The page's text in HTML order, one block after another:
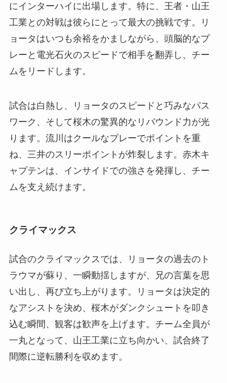
にインターハイに出場します。特に、王者・山王
工業との対戦は彼らにとって最大の挑戦です。リ
ョータはいつも余裕をかましながら、頭脳的なプ
レーと電光石火のスピードで相手を翻弄し、チー
ムをリードします。
試合は白熱し、リョータのスピードと巧みなパス
ワーク、そして桜木の驚異的なリバウンド力が光
ります。流川はクールなプレーでポイントを重
ね、三井のスリーポイントが炸裂します。赤木キ
ャプテンは、インサイドでの強さを発揮し、チー
ムを支え続けます。
クライマックス
試合のクライマックスでは、リョータの過去のト
ラウマが蘇り、一瞬動揺しますが、兄の言葉を思
い出し、再び立ち上がります。リョータは決定的
なアシストを決め、桜木がダンクシュートを叩き
込む瞬間、観客は歓声を上げます。チーム全員が
一丸となって、山王工業に立ち向かい、試合終了
間際に逆転勝利を収めます。